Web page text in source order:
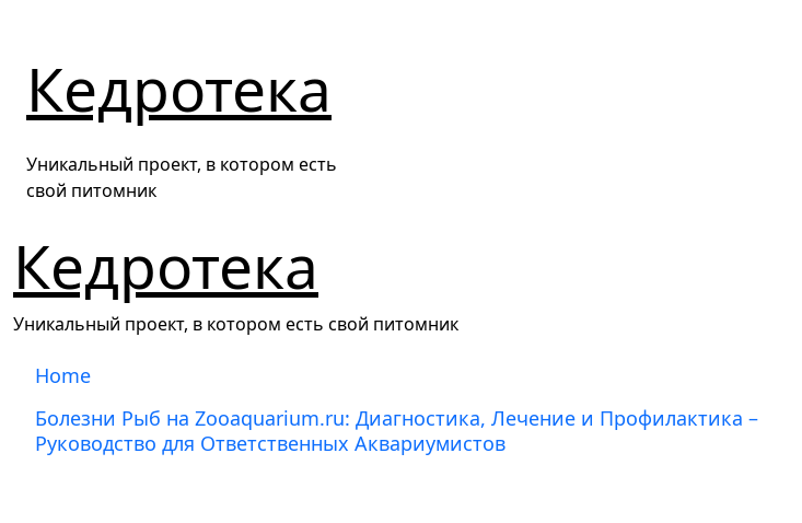
содержанию
Кедротека
Уникальный проект, в котором есть
свой питомник
Кедротека
Уникальный проект, в котором есть свой питомник
Home
Болезни Рыб на Zooaquarium.ru: Диагностика, Лечение и Профилактика –
Руководство для Ответственных Аквариумистов